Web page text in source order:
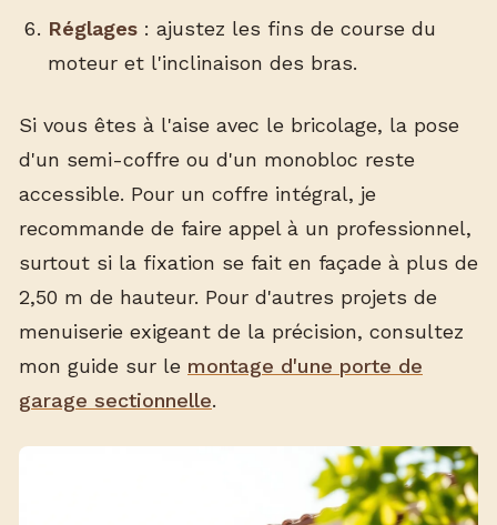
Réglages: ajustez les fins de course du
moteur et l'inclinaison des bras.
Si vous êtes à l'aise avec le bricolage, la pose
d'un semi-coffre ou d'un monobloc reste
accessible. Pour un coffre intégral, je
recommande de faire appel à un professionnel,
surtout si la fixation se fait en façade à plus de
2,50 m de hauteur. Pour d'autres projets de
menuiserie exigeant de la précision, consultez
mon guide sur le montage d'une porte de
garage sectionnelle.